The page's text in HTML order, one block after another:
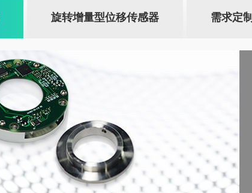
旋转增量型位移传感器 需求定制